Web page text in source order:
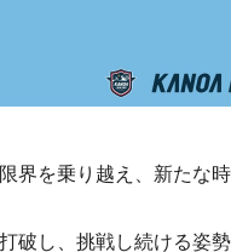
界を乗り越え、新たな
破し、挑戦し続ける姿